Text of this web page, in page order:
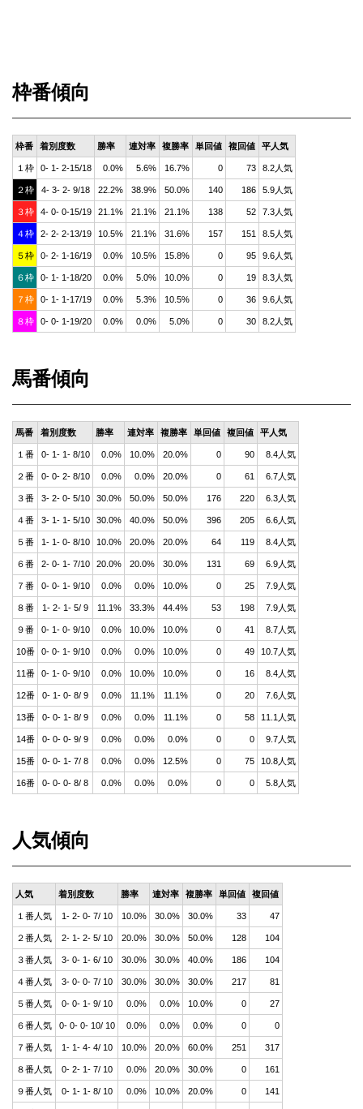
枠番傾向
枠番 着別度数 勝率 連対率 複勝率 単回値 複回値 平人気
１枠 0- 1- 2-15/18 0.0% 5.6% 16.7% 0 73 8.2人気
２枠 4- 3- 2- 9/18 22.2% 38.9% 50.0% 140 186 5.9人気
３枠 4- 0- 0-15/19 21.1% 21.1% 21.1% 138 52 7.3人気
４枠 2- 2- 2-13/19 10.5% 21.1% 31.6% 157 151 8.5人気
５枠 0- 2- 1-16/19 0.0% 10.5% 15.8% 0 95 9.6人気
６枠 0- 1- 1-18/20 0.0% 5.0% 10.0% 0 19 8.3人気
７枠 0- 1- 1-17/19 0.0% 5.3% 10.5% 0 36 9.6人気
８枠 0- 0- 1-19/20 0.0% 0.0% 5.0% 0 30 8.2人気
馬番傾向
馬番 着別度数 勝率 連対率 複勝率 単回値 複回値 平人気
１番 0- 1- 1- 8/10 0.0% 10.0% 20.0% 0 90 8.4人気
２番 0- 0- 2- 8/10 0.0% 0.0% 20.0% 0 61 6.7人気
３番 3- 2- 0- 5/10 30.0% 50.0% 50.0% 176 220 6.3人気
４番 3- 1- 1- 5/10 30.0% 40.0% 50.0% 396 205 6.6人気
５番 1- 1- 0- 8/10 10.0% 20.0% 20.0% 64 119 8.4人気
６番 2- 0- 1- 7/10 20.0% 20.0% 30.0% 131 69 6.9人気
７番 0- 0- 1- 9/10 0.0% 0.0% 10.0% 0 25 7.9人気
８番 1- 2- 1- 5/ 9 11.1% 33.3% 44.4% 53 198 7.9人気
９番 0- 1- 0- 9/10 0.0% 10.0% 10.0% 0 41 8.7人気
10番 0- 0- 1- 9/10 0.0% 0.0% 10.0% 0 49 10.7人気
11番 0- 1- 0- 9/10 0.0% 10.0% 10.0% 0 16 8.4人気
12番 0- 1- 0- 8/ 9 0.0% 11.1% 11.1% 0 20 7.6人気
13番 0- 0- 1- 8/ 9 0.0% 0.0% 11.1% 0 58 11.1人気
14番 0- 0- 0- 9/ 9 0.0% 0.0% 0.0% 0 0 9.7人気
15番 0- 0- 1- 7/ 8 0.0% 0.0% 12.5% 0 75 10.8人気
16番 0- 0- 0- 8/ 8 0.0% 0.0% 0.0% 0 0 5.8人気
人気傾向
人気 着別度数 勝率 連対率 複勝率 単回値 複回値
１番人気 1- 2- 0- 7/ 10 10.0% 30.0% 30.0% 33 47
２番人気 2- 1- 2- 5/ 10 20.0% 30.0% 50.0% 128 104
３番人気 3- 0- 1- 6/ 10 30.0% 30.0% 40.0% 186 104
４番人気 3- 0- 0- 7/ 10 30.0% 30.0% 30.0% 217 81
５番人気 0- 0- 1- 9/ 10 0.0% 0.0% 10.0% 0 27
６番人気 0- 0- 0- 10/ 10 0.0% 0.0% 0.0% 0 0
７番人気 1- 1- 4- 4/ 10 10.0% 20.0% 60.0% 251 317
８番人気 0- 2- 1- 7/ 10 0.0% 20.0% 30.0% 0 161
９番人気 0- 1- 1- 8/ 10 0.0% 10.0% 20.0% 0 141